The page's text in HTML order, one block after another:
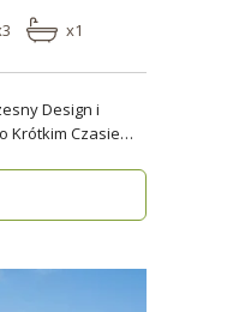
x1
Design i
Krótkim Czasie